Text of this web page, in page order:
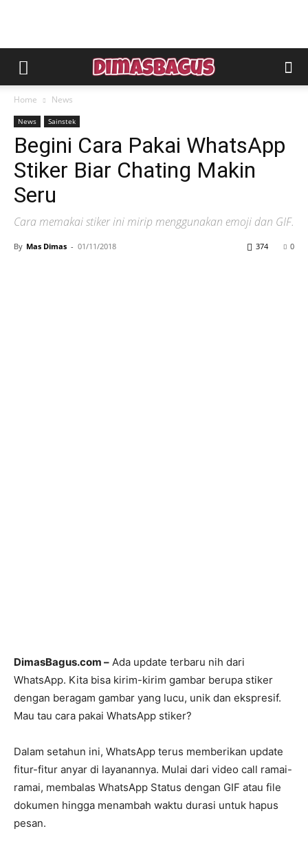
Home News
News Sainstek
Begini Cara Pakai WhatsApp
Stiker Biar Chating Makin
Seru
Cara memakai stiker ini mirip menggunakan emoji dan GIF.
By Mas Dimas - 01/11/2018 0
374
DimasBagus.com – Ada update terbaru nih dari
WhatsApp. Kita bisa kirim-kirim gambar berupa stiker
dengan beragam gambar yang lucu, unik dan ekspresif.
Mau tau cara pakai WhatsApp stiker?
Dalam setahun ini, WhatsApp terus memberikan update
fitur-fitur anyar di layanannya. Mulai dari video call ramai-
ramai, membalas WhatsApp Status dengan GIF atau file
dokumen hingga menambah waktu durasi untuk hapus
pesan.